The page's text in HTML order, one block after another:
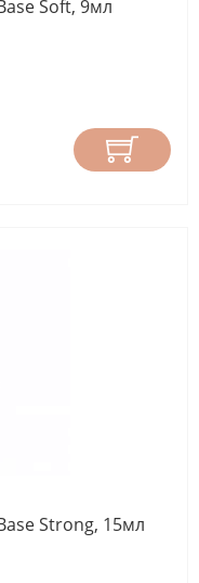
Soft, 9мл
Strong, 15мл